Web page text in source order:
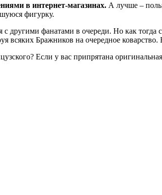
в интернет-магазинах. А лучше –
фигурку.
другими фанатами в очереди. Но как тогда
всяких Бражников на очередное
Если у вас припрятана